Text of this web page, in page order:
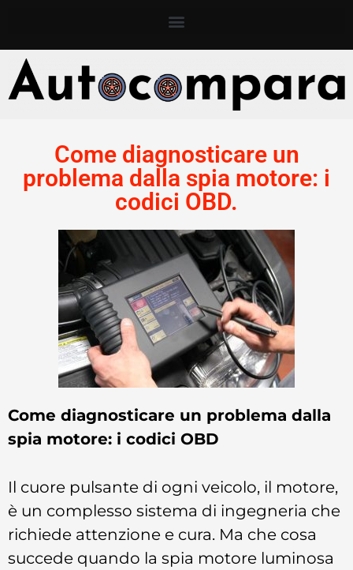
Come diagnosticare un
problema dalla spia motore: i
codici OBD.
Come diagnosticare un problema dalla
spia motore: i codici OBD
Il cuore pulsante di ogni veicolo, il motore,
è un complesso sistema di ingegneria che
richiede attenzione e cura. Ma che cosa
succede quando la spia motore luminosa